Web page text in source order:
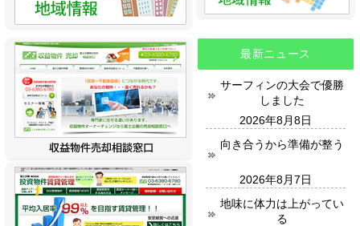
最新ニュース
サーフィンの大会で優勝
しました
2026年8月8日
向き合うから準備が整う
2026年8月7日
地味に体力は上がってい
る